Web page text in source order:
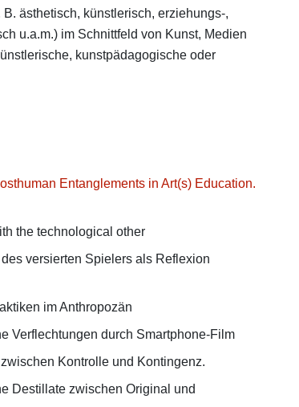
ästhetisch, künstlerisch, erziehungs-,
u.a.m.) im Schnittfeld von Kunst, Medien
kunstpädagogische oder
Entanglements in Art(s) Education.
the technological other
versierten Spielers als Reflexion
im Anthropozän
Verflechtungen durch Smartphone-Film
Kontrolle und Kontingenz.
Destillate zwischen Original und